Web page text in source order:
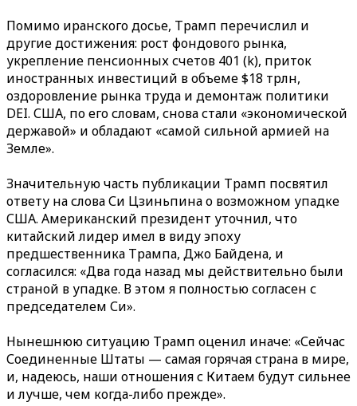
Помимо иранского досье, Трамп перечислил и
другие достижения: рост фондового рынка,
укрепление пенсионных счетов 401 (k), приток
иностранных инвестиций в объеме $18 трлн,
оздоровление рынка труда и демонтаж политики
DEI. США, по его словам, снова стали «экономической
державой» и обладают «самой сильной армией на
Земле».
Значительную часть публикации Трамп посвятил
ответу на слова Си Цзиньпина о возможном упадке
США. Американский президент уточнил, что
китайский лидер имел в виду эпоху
предшественника Трампа, Джо Байдена, и
согласился: «Два года назад мы действительно были
страной в упадке. В этом я полностью согласен с
председателем Си».
Нынешнюю ситуацию Трамп оценил иначе: «Сейчас
Соединенные Штаты — самая горячая страна в мире,
и, надеюсь, наши отношения с Китаем будут сильнее
и лучше, чем когда-либо прежде».